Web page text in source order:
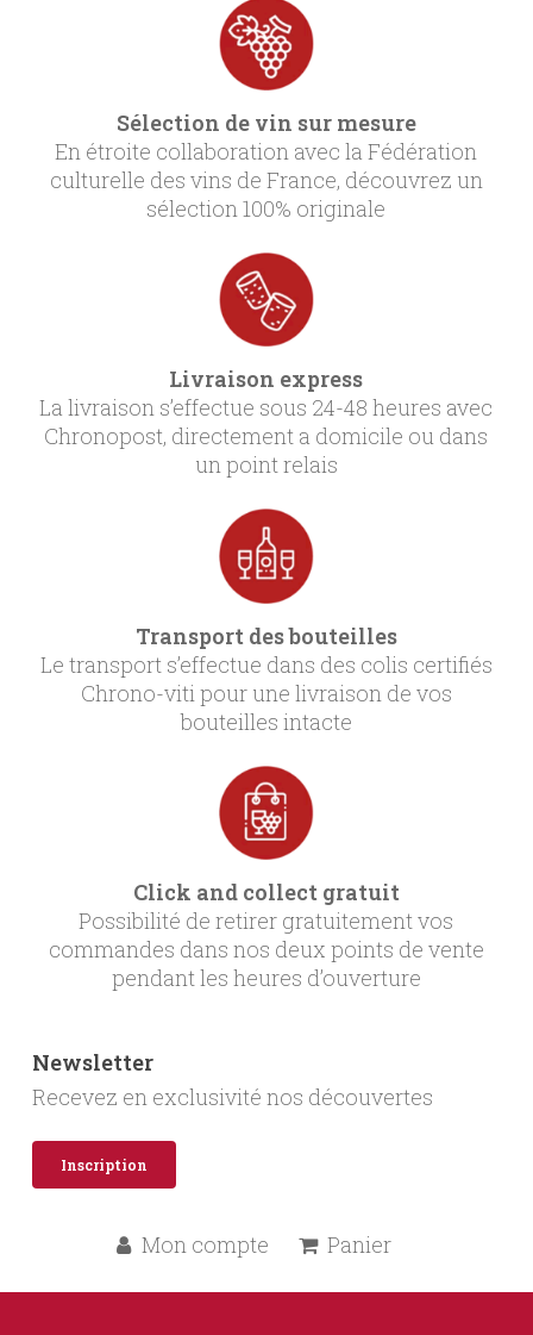
Sélection de vin sur mesure
En étroite collaboration avec la Fédération
culturelle des vins de France, découvrez un
sélection 100% originale
Livraison express
La livraison s’effectue sous 24-48 heures avec
Chronopost, directement a domicile ou dans
un point relais
Transport des bouteilles
Le transport s’effectue dans des colis certifiés
Chrono-viti pour une livraison de vos
bouteilles intacte
Click and collect gratuit
Possibilité de retirer gratuitement vos
commandes dans nos deux points de vente
pendant les heures d’ouverture
Newsletter
Recevez en exclusivité nos découvertes
Inscription
Mon compte Panier